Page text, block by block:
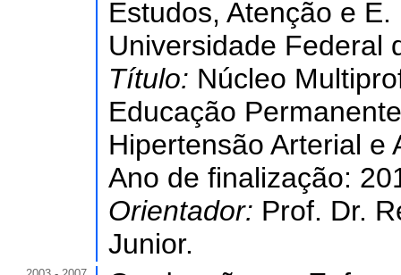
Estudos, Atenção e
Universidade Federal
Título: Núcleo
Educação
Hipertensão Arterial e
Ano de finalização:
Orientador: Prof. Dr.
Junior.